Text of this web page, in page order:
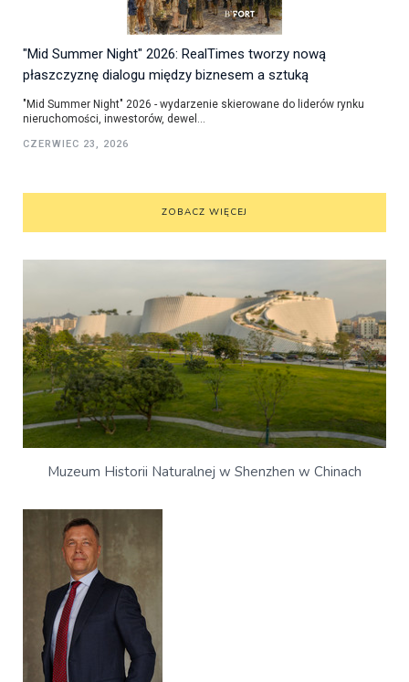
"Mid Summer Night" 2026: RealTimes tworzy nową
płaszczyznę dialogu między biznesem a sztuką
"Mid Summer Night" 2026 - wydarzenie skierowane do liderów rynku
nieruchomości, inwestorów, dewel...
CZERWIEC 23, 2026
ZOBACZ WIĘCEJ
Muzeum Historii Naturalnej w Shenzhen w Chinach